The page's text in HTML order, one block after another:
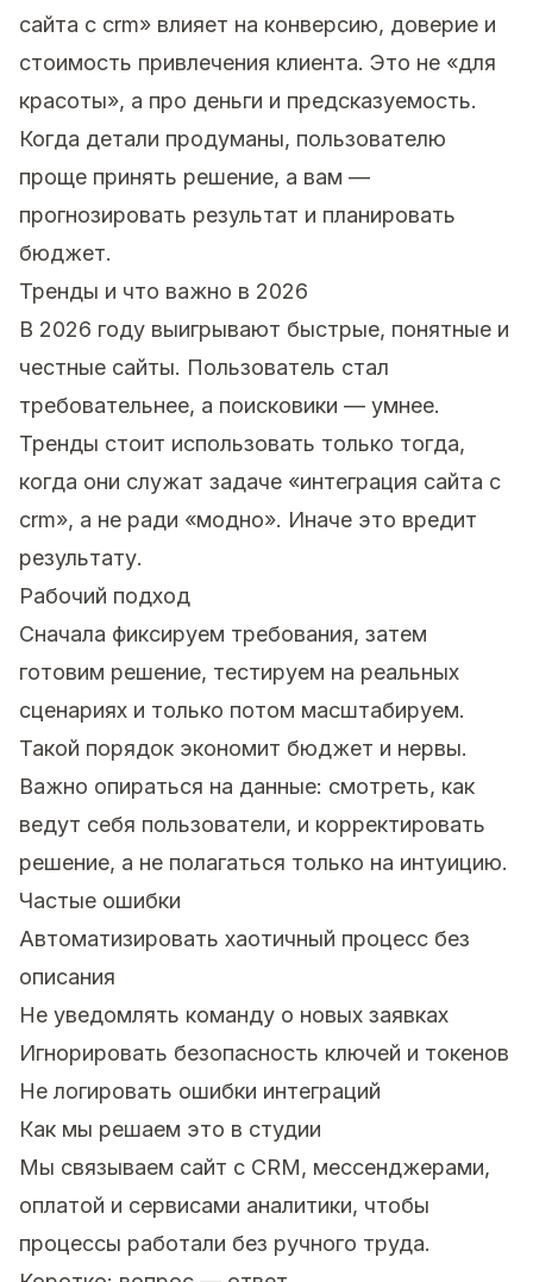
сайта с crm» влияет на конверсию, доверие и
стоимость привлечения клиента. Это не «для
красоты», а про деньги и предсказуемость.
Когда детали продуманы, пользователю
проще принять решение, а вам —
прогнозировать результат и планировать
бюджет.
Тренды и что важно в 2026
В 2026 году выигрывают быстрые, понятные и
честные сайты. Пользователь стал
требовательнее, а поисковики — умнее.
Тренды стоит использовать только тогда,
когда они служат задаче «интеграция сайта с
crm», а не ради «модно». Иначе это вредит
результату.
Рабочий подход
Сначала фиксируем требования, затем
готовим решение, тестируем на реальных
сценариях и только потом масштабируем.
Такой порядок экономит бюджет и нервы.
Важно опираться на данные: смотреть, как
ведут себя пользователи, и корректировать
решение, а не полагаться только на интуицию.
Частые ошибки
Автоматизировать хаотичный процесс без
описания
Не уведомлять команду о новых заявках
Игнорировать безопасность ключей и токенов
Не логировать ошибки интеграций
Как мы решаем это в студии
Мы связываем сайт с CRM, мессенджерами,
оплатой и сервисами аналитики, чтобы
процессы работали без ручного труда.